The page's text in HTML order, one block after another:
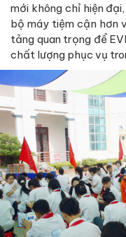
mới không chỉ hiện
bộ máy tiệm cận hơn
tảng quan trọng để
chất lượng phục vụ